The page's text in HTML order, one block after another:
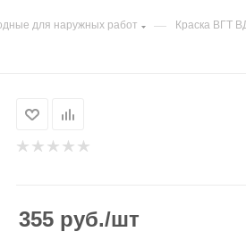
для наружных работ — Краска ВГТ
355руб./шт